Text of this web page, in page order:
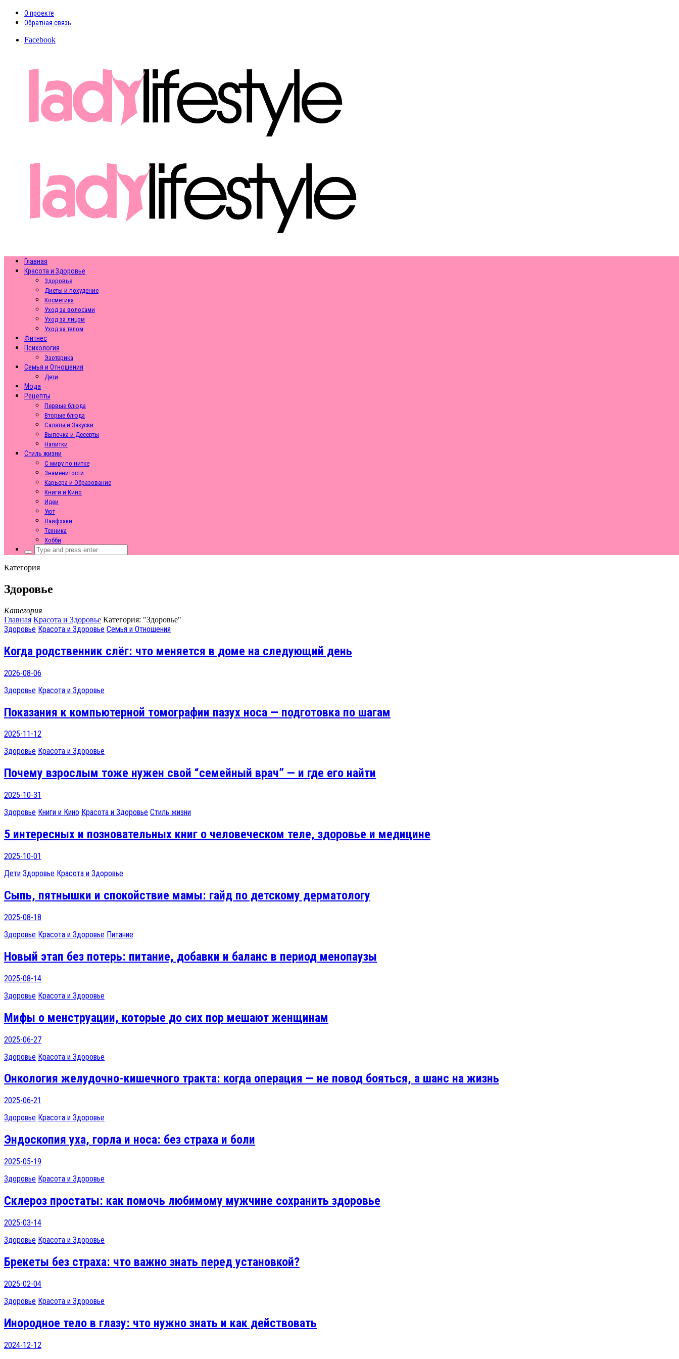
О проекте
Обратная связь
Facebook
Главная
Красота и Здоровье
Здоровье
Диеты и похудение
Косметика
Уход за волосами
Уход за лицом
Уход за телом
Фитнес
Психология
Эзотерика
Семья и Отношения
Дети
Мода
Рецепты
Первые блюда
Вторые блюда
Салаты и Закуски
Выпечка и Десерты
Напитки
Стиль жизни
С миру по нитке
Знаменитости
Карьера и Образование
Книги и Кино
Идеи
Уют
Лайфхаки
Техника
Хобби
Search
for:
Категория
Здоровье
Категория
Главная Красота и Здоровье Категория: "Здоровье"
Здоровье Красота и Здоровье Семья и Отношения
Когда родственник слёг: что меняется в доме на следующий день
2026-08-06
Здоровье Красота и Здоровье
Показания к компьютерной томографии пазух носа — подготовка по шагам
2025-11-12
Здоровье Красота и Здоровье
Почему взрослым тоже нужен свой “семейный врач” — и где его найти
2025-10-31
Здоровье Книги и Кино Красота и Здоровье Стиль жизни
5 интересных и позновательных книг о человеческом теле, здоровье и медицине
2025-10-01
Дети Здоровье Красота и Здоровье
Сыпь, пятнышки и спокойствие мамы: гайд по детскому дерматологу
2025-08-18
Здоровье Красота и Здоровье Питание
Новый этап без потерь: питание, добавки и баланс в период менопаузы
2025-08-14
Здоровье Красота и Здоровье
Мифы о менструации, которые до сих пор мешают женщинам
2025-06-27
Здоровье Красота и Здоровье
Онкология желудочно-кишечного тракта: когда операция — не повод бояться, а шанс на жизнь
2025-06-21
Здоровье Красота и Здоровье
Эндоскопия уха, горла и носа: без страха и боли
2025-05-19
Здоровье Красота и Здоровье
Склероз простаты: как помочь любимому мужчине сохранить здоровье
2025-03-14
Здоровье Красота и Здоровье
Брекеты без страха: что важно знать перед установкой?
2025-02-04
Здоровье Красота и Здоровье
Инородное тело в глазу: что нужно знать и как действовать
2024-12-12